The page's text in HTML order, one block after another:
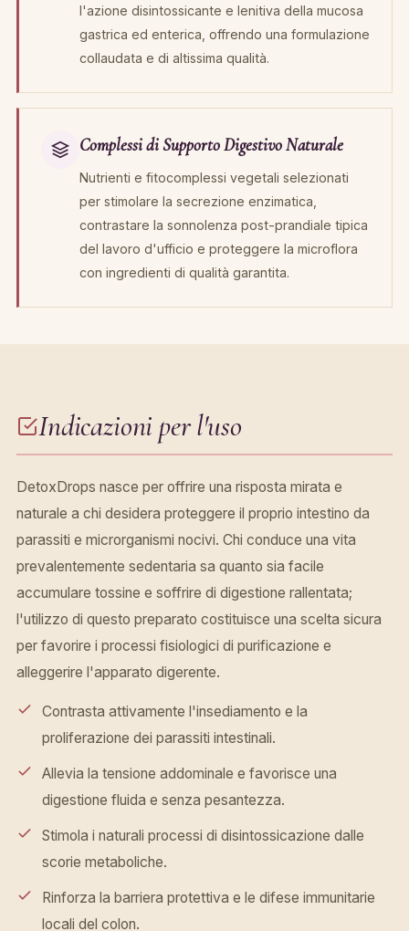
l'azione disintossicante e lenitiva della mucosa
gastrica ed enterica, offrendo una formulazione
collaudata e di altissima qualità.
Complessi di Supporto Digestivo Naturale
Nutrienti e fitocomplessi vegetali selezionati
per stimolare la secrezione enzimatica,
contrastare la sonnolenza post-prandiale tipica
del lavoro d'ufficio e proteggere la microflora
con ingredienti di qualità garantita.
Indicazioni per l'uso
DetoxDrops nasce per offrire una risposta mirata e
naturale a chi desidera proteggere il proprio intestino da
parassiti e microrganismi nocivi. Chi conduce una vita
prevalentemente sedentaria sa quanto sia facile
accumulare tossine e soffrire di digestione rallentata;
l'utilizzo di questo preparato costituisce una scelta sicura
per favorire i processi fisiologici di purificazione e
alleggerire l'apparato digerente.
Contrasta attivamente l'insediamento e la
proliferazione dei parassiti intestinali.
Allevia la tensione addominale e favorisce una
digestione fluida e senza pesantezza.
Stimola i naturali processi di disintossicazione dalle
scorie metaboliche.
Rinforza la barriera protettiva e le difese immunitarie
locali del colon.